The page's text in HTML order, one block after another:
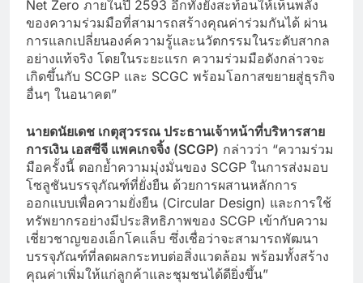
Net Zero ภายในปี 2593 อีกทั้งยังสะท้อนให้เห็นพลัง
ของความร่วมมือที่สามารถสร้างคุณค่าร่วมกันได้ ผ่าน
การแลกเปลี่ยนองค์ความรู้และนวัตกรรมในระดับสากล
อย่างแท้จริง โดยในระยะแรก ความร่วมมือดังกล่าวจะ
เกิดขึ้นกับ SCGP และ SCGC พร้อมโอกาสขยายสู่ธุรกิจ
อื่นๆ ในอนาคต”
นายดนัยเดช เกตุสุวรรณ ประธานเจ้าหน้าที่บริหารสาย
การเงิน เอสซีจี แพคเกจจิ้ง (SCGP) กล่าวว่า “ความร่วม
มือครั้งนี้ ตอกย้ำความมุ่งมั่นของ SCGP ในการส่งมอบ
โซลูชันบรรจุภัณฑ์ที่ยั่งยืน ด้วยการผสานหลักการ
ออกแบบเพื่อความยั่งยืน (Circular Design) และการใช้
ทรัพยากรอย่างมีประสิทธิภาพของ SCGP เข้ากับความ
เชี่ยวชาญของเอ็กโคแล็บ ซึ่งเชื่อว่าจะสามารถพัฒนา
บรรจุภัณฑ์ที่ลดผลกระทบต่อสิ่งแวดล้อม พร้อมทั้งสร้าง
คุณค่าเพิ่มให้แก่ลูกค้าและชุมชนได้ดียิ่งขึ้น”